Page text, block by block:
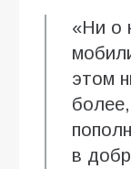
«Ни о
этом
в